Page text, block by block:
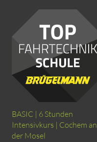
BASIC | 6 Stunden
Intensivkurs | Cochem an
der Mosel